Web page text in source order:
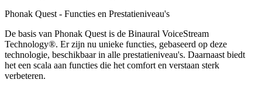
Phonak Quest - Functies en Prestatieniveau's
De basis van Phonak Quest is de Binaural VoiceStream
Technology®. Er zijn nu unieke functies, gebaseerd op deze
technologie, beschikbaar in alle prestatieniveau's. Daarnaast biedt
het een scala aan functies die het comfort en verstaan sterk
verbeteren.